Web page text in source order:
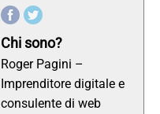
Chi sono?
Roger Pagini –
Imprenditore digitale e
consulente di web